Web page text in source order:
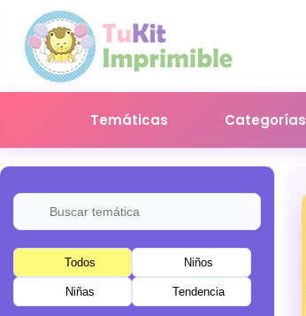
Temáticas Categorías
Todos Niños
Niñas Tendencia